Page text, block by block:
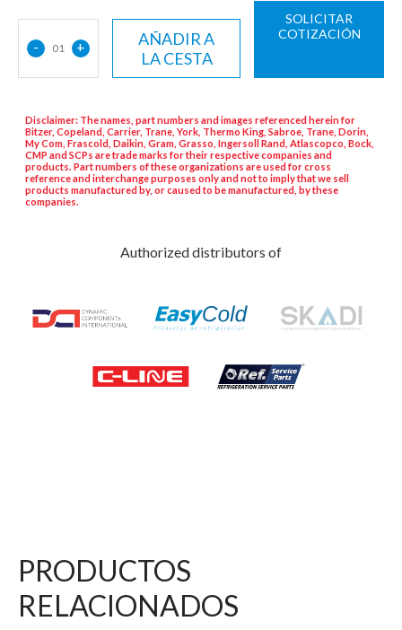
- 01 +
AÑADIR A
LA CESTA
SOLICITAR
COTIZACIÓN
Disclaimer: The names, part numbers and images referenced herein for
Bitzer, Copeland, Carrier, Trane, York, Thermo King, Sabroe, Trane, Dorin,
My Com, Frascold, Daikin, Gram, Grasso, Ingersoll Rand, Atlascopco, Bock,
CMP and SCPs are trade marks for their respective companies and
products. Part numbers of these organizations are used for cross
reference and interchange purposes only and not to imply that we sell
products manufactured by, or caused to be manufactured, by these
companies.
Authorized distributors of
PRODUCTOS
RELACIONADOS